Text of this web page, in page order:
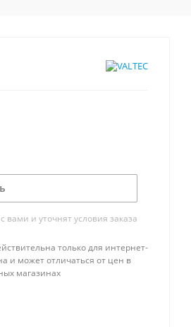
и уточнят условия заказа
только для интернет-
и может отличаться от цен в
магазинах